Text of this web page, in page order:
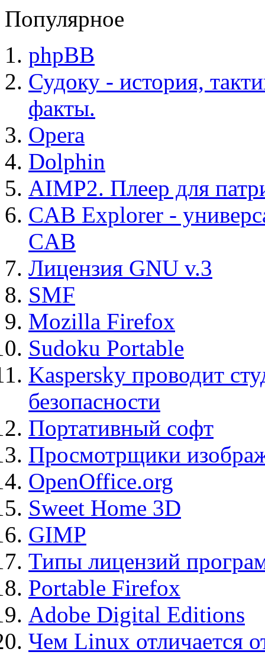
Популярное
phpBB
Судоку - история,
факты.
Opera
Dolphin
AIMP2. Плеер для
CAB Explorer -
CAB
Лицензия GNU v.3
SMF
Mozilla Firefox
Sudoku Portable
Kaspersky проводит
безопасности
Портативный софт
Просмотрщики
OpenOffice.org
Sweet Home 3D
GIMP
Типы лицензий
Portable Firefox
Adobe Digital Editions
Чем Linux отличается